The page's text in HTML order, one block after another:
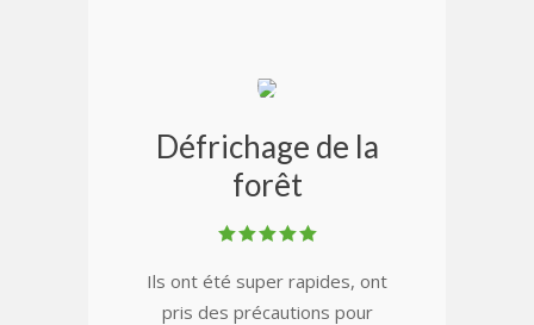
Défrichage de la
forêt
Ils ont été super rapides, ont
pris des précautions pour